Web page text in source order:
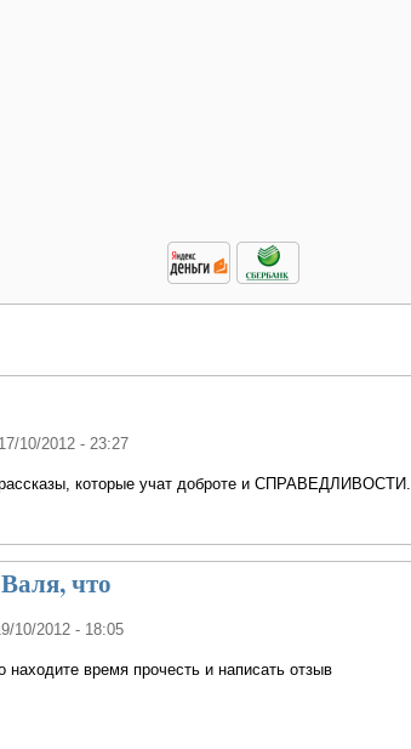
10/2012 - 23:27
которые учат доброте и СПРАВЕДЛИВОСТИ.
что
10/2012 - 18:05
время прочесть и написать отзыв